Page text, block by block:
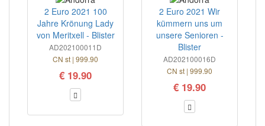
2 Euro 2021 100
Jahre Krönung Lady
von Meritxell - Blister
AD202100011D
CN st | 999.90
€ 19.90
2 Euro 2021 Wir
kümmern uns um
unsere Senioren -
Blister
AD202100016D
CN st | 999.90
€ 19.90